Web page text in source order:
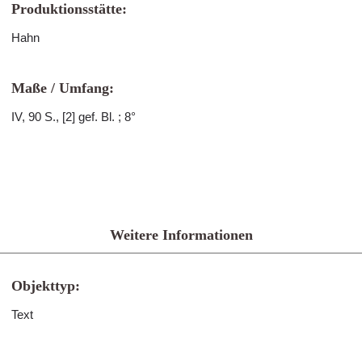
Produktionsstätte:
Hahn
Maße / Umfang:
IV, 90 S., [2] gef. Bl. ; 8°
Weitere Informationen
Objekttyp:
Text